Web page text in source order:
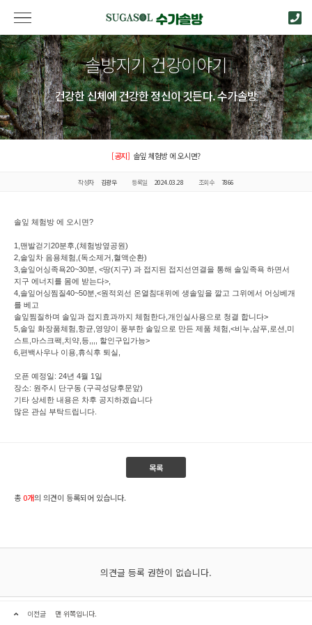
솔방지기 건강이야기
건강한 신체에 건강한 정신이 깃든다. 수가솔방
[공지] 솔잎 체험방 에 오시면?
작성자 김광우 등록일 2024.03.28 조회수 7866
솔잎 체험방 에 오시면?
1,맨발걷기20분후,(체험방옆공원)
2,솔잎차 음용체험,(독소제거,혈액순환)
3,솔잎어싱족욕20~30분, <땅(지구) 과 접지된 접지선연결을 통해 솔잎족욕 하면서
지구 에너지를 몸에 받는다>,
4,솔잎어싱찜질40~50분,<원적외선 온열침대위에 생솔잎을 깔고 그위에서 어싱베개
를 베고
솔잎찜질하며 솔잎과 접지효과까지 체험한다,개인실사용으로 청결 합니다>
5,솔잎 화장품체험,항균,영양이 풍부한 솔잎으로 만든 제품 체험,<비누,삼푸,로션,미
스트,마스크팩,치약,등,,,, 할인구입가능>
6,편백사우나 이용,휴식후 퇴실,
오픈 예정일: 24년 4월 1일
장소: 원주시 단구동 (구곡성당후문앞)
기타 상세한 내용은 차후 공지하겠습니다
많은 관심 부탁드립니다.
목록
총 0개의 의견이 등록되어 있습니다.
의견글 등록 권한이 없습니다.
이전글 맨 위쪽입니다.